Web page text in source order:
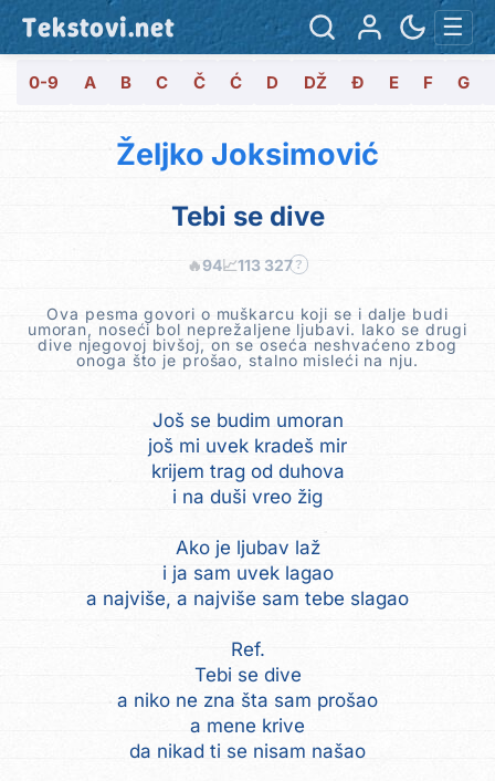
Tekstovi.net ☰
0-9 A B C Č Ć D DŽ Đ E F G
Željko Joksimović
Tebi se dive
🔥94📈113 327 ?
Ova pesma govori o muškarcu koji se i dalje budi
umoran, noseći bol neprežaljene ljubavi. Iako se drugi
dive njegovoj bivšoj, on se oseća neshvaćeno zbog
onoga što je prošao, stalno misleći na nju.
Još se budim umoran
još mi uvek kradeš mir
krijem trag od duhova
i na duši vreo žig
Ako je ljubav laž
i ja sam uvek lagao
a najviše, a najviše sam tebe slagao
Ref.
Tebi se dive
a niko ne zna šta sam prošao
a mene krive
da nikad ti se nisam našao